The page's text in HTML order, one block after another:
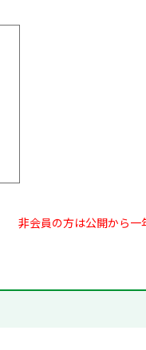
非会員の方は公開から一